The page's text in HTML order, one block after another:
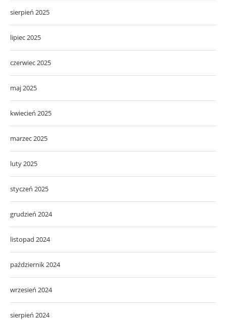
sierpień 2025
lipiec 2025
czerwiec 2025
maj 2025
kwiecień 2025
marzec 2025
luty 2025
styczeń 2025
grudzień 2024
listopad 2024
październik 2024
wrzesień 2024
sierpień 2024